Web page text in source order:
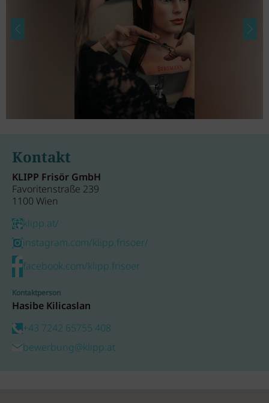
Kontakt
KLIPP Frisör GmbH
Favoritenstraße 239
1100 Wien
klipp.at/
instagram.com/klipp.frisoer/
facebook.com/klipp.frisoer
Kontaktperson
Hasibe Kilicaslan
+43 7242 65755 408
bewerbung@klipp.at